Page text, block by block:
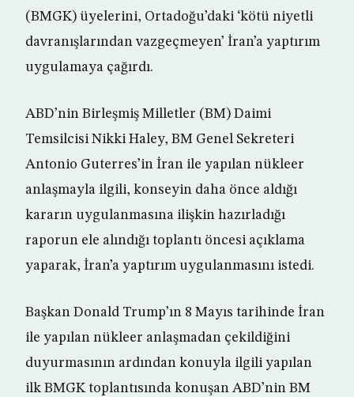
(BMGK) üyelerini, Ortadoğu’daki ‘kötü niyetli
davranışlarından vazgeçmeyen’ İran’a yaptırım
uygulamaya çağırdı.
ABD’nin Birleşmiş Milletler (BM) Daimi
Temsilcisi Nikki Haley, BM Genel Sekreteri
Antonio Guterres’in İran ile yapılan nükleer
anlaşmayla ilgili, konseyin daha önce aldığı
kararın uygulanmasına ilişkin hazırladığı
raporun ele alındığı toplantı öncesi açıklama
yaparak, İran’a yaptırım uygulanmasını istedi.
Başkan Donald Trump’ın 8 Mayıs tarihinde İran
ile yapılan nükleer anlaşmadan çekildiğini
duyurmasının ardından konuyla ilgili yapılan
ilk BMGK toplantısında konuşan ABD’nin BM